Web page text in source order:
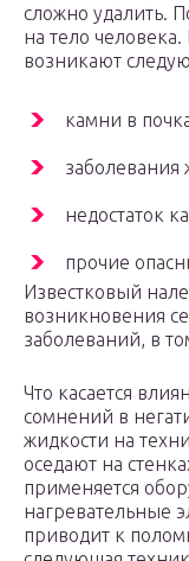
сложно удалить.
на тело
возникают
камни в
заболевания
недостаток
прочие
Известковый
возникновения
заболеваний, в
Что касается
сомнений в
жидкости на
оседают на
применяется
нагревательные
приводит к